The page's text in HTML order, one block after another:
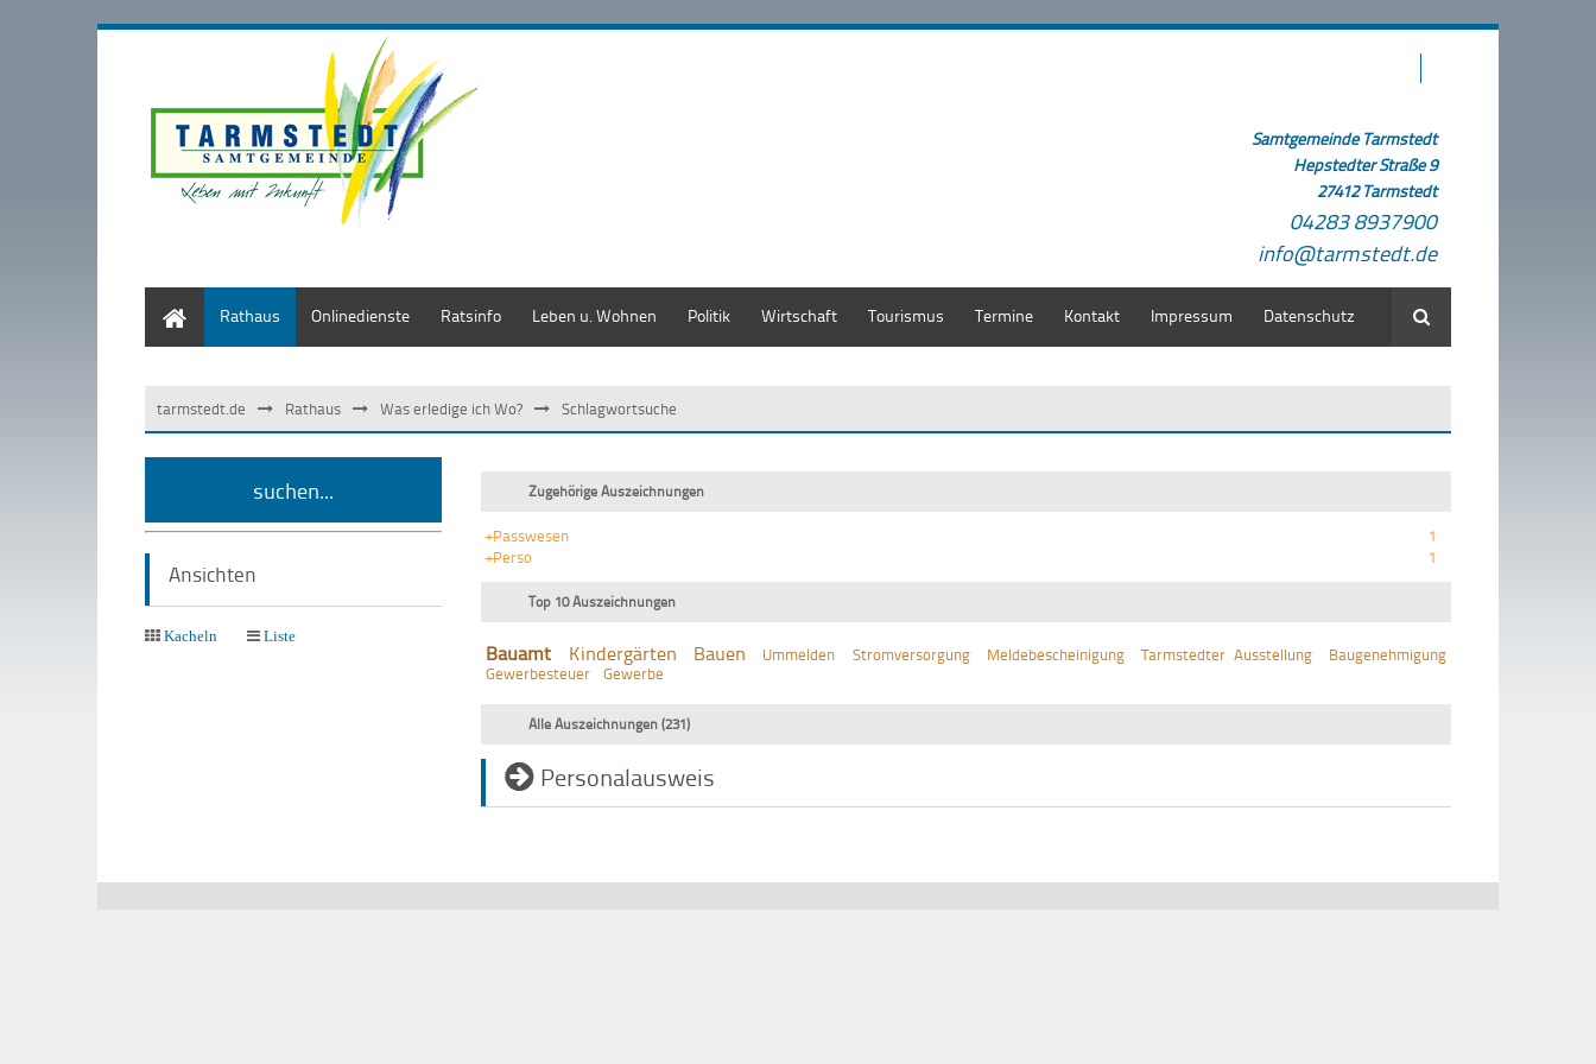
Samtgemeinde Tarmstedt
Hepstedter Straße 9
27412 Tarmstedt
04283 8937900
info@tarmstedt.de
Rathaus Onlinedienste Ratsinfo Leben u. Wohnen Politik Wirtschaft Tourismus Termine Kontakt Impressum Datenschutz Suche
tarmstedt.de Rathaus Was erledige ich Wo? Schlagwortsuche
suchen...
Ansichten
Kacheln Liste
Zugehörige Auszeichnungen
+Passwesen
1
+Perso
1
Top 10 Auszeichnungen
Bauamt Kindergärten Bauen Ummelden Stromversorgung Meldebescheinigung Tarmstedter Ausstellung
Baugenehmigung
Gewerbesteuer
Gewerbe
Alle Auszeichnungen (231)
Personalausweis